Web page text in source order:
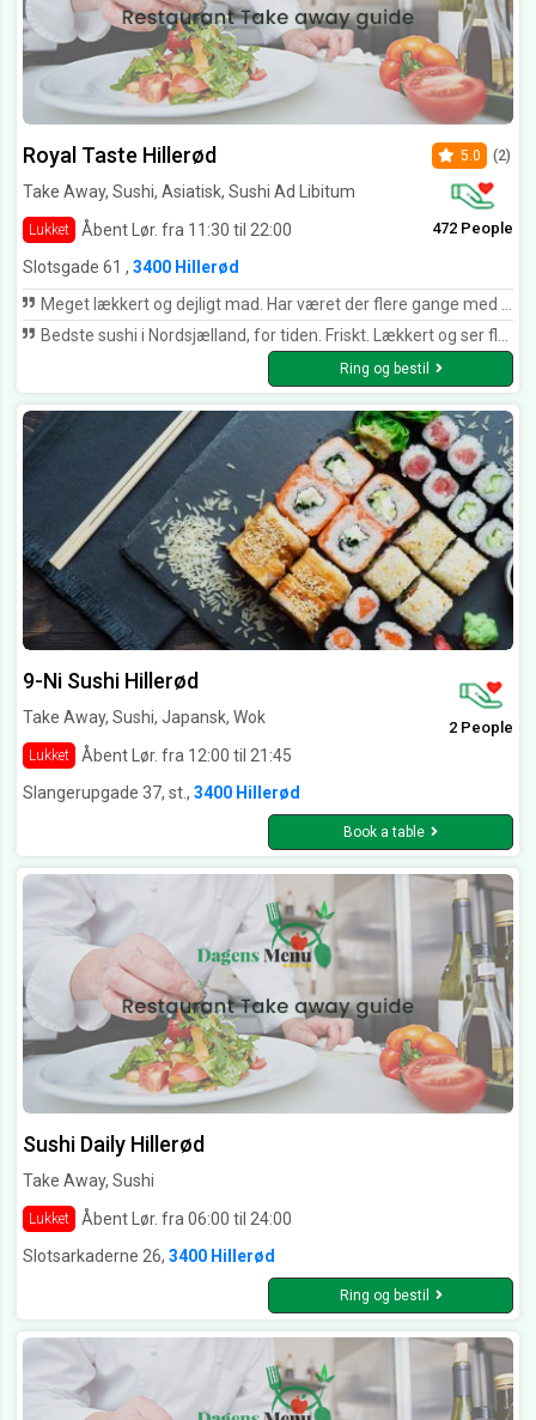
Royal Taste Hillerød
Take Away, Sushi, Asiatisk, Sushi Ad Libitum
Lukket Åbent Lør. fra 11:30 til 22:00
5.0 (2)
472 People
Slotsgade 61 , 3400 Hillerød
Meget lækkert og dejligt mad. Har været der flere gange med familie,og altid i top
Bedste sushi i Nordsjælland, for tiden. Friskt. Lækkert og ser flot ud. Sødt og smilende personale.
Ring og bestil
9-Ni Sushi Hillerød
Take Away, Sushi, Japansk, Wok
Lukket Åbent Lør. fra 12:00 til 21:45
2 People
Slangerupgade 37, st., 3400 Hillerød
Book a table
Sushi Daily Hillerød
Take Away, Sushi
Lukket
Åbent Lør. fra 06:00 til 24:00
Slotsarkaderne 26, 3400 Hillerød
Ring og bestil